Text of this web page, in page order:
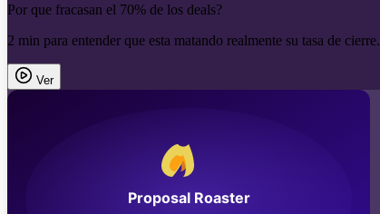
Por que fracasan el 70% de los deals?
2 min para entender que esta matando realmente su tasa de cierre.
Ver